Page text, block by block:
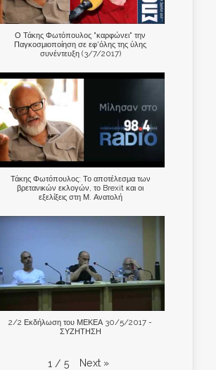
Ο Τάκης Φωτόπουλος "καρφώνει" την
Παγκοσμιοποίηση σε εφ'όλης της ύλης
συνέντευξη (3/7/2017)
Τάκης Φωτόπουλος: Το αποτέλεσμα των
βρετανικών εκλογών, το Brexit και οι
εξελίξεις στη Μ. Ανατολή
2/2 Εκδήλωση του ΜΕΚΕΑ 30/5/2017 -
ΣΥΖΗΤΗΣΗ
1 / 5 Next »